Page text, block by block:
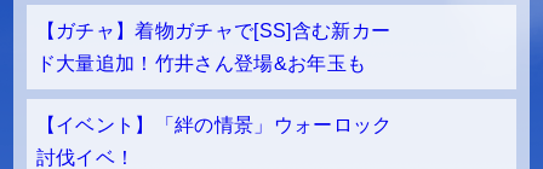
【ガチャ】着物ガチャで[SS]含む新カー
ド大量追加！竹井さん登場&お年玉も
【イベント】「絆の情景」ウォーロック
討伐イベ！